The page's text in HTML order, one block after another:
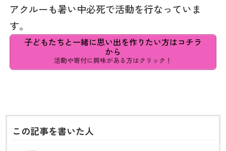
アクルーも暑い中必死で活動を行なっていま
す。
子どもたちと一緒に思い出を作りたい方はコチラ
から
活動や寄付に興味がある方はクリック！
この記事を書いた人